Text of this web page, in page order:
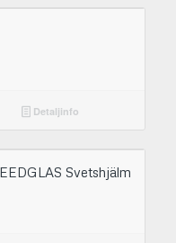
Detaljinfo
Svetshjälm